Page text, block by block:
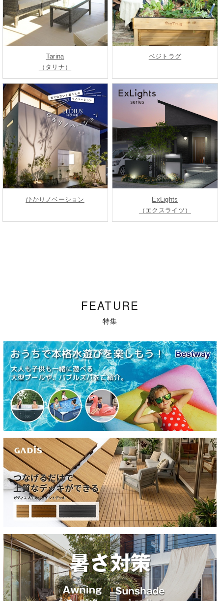
Tarina
（タリナ）
ベジトラグ
ひかりノベーション
ExLights
（エクスライツ）
FEATURE
特集